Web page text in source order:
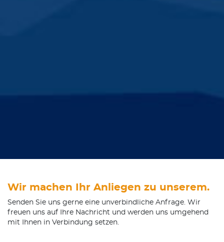
Wir machen Ihr Anliegen zu unserem.
Senden Sie uns gerne eine unverbindliche Anfrage. Wir
freuen uns auf Ihre Nachricht und werden uns umgehend
mit Ihnen in Verbindung setzen.